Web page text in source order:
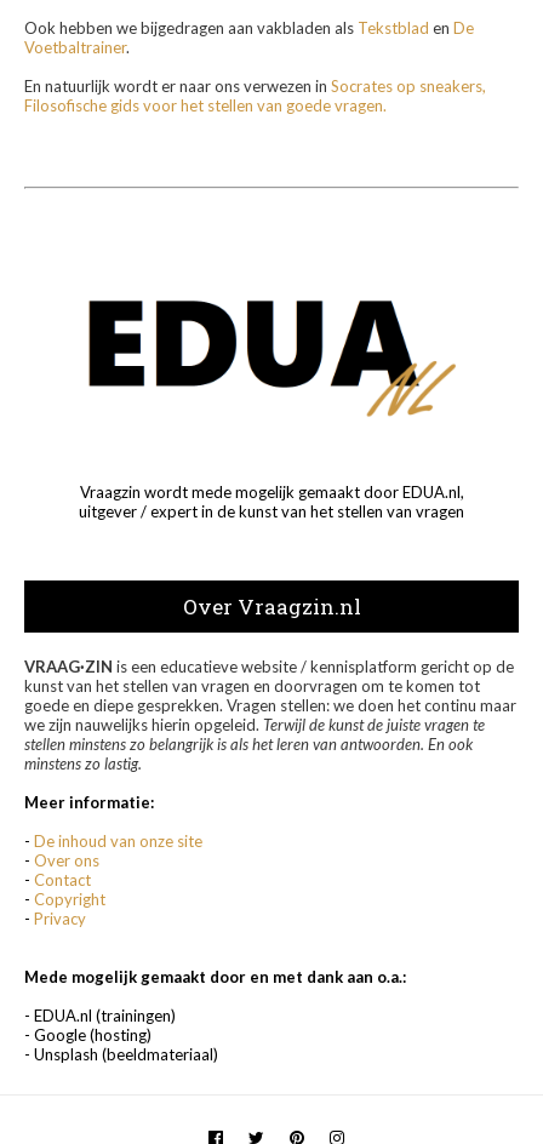
Ook hebben we bijgedragen aan vakbladen als Tekstblad en De
Voetbaltrainer.
En natuurlijk wordt er naar ons verwezen in Socrates op sneakers,
Filosofische gids voor het stellen van goede vragen.
Vraagzin wordt mede mogelijk gemaakt door EDUA.nl,
uitgever / expert in de kunst van het stellen van vragen
Over Vraagzin.nl
VRAAG·ZIN is een educatieve website / kennisplatform gericht op de
kunst van het stellen van vragen en doorvragen om te komen tot
goede en diepe gesprekken. Vragen stellen: we doen het continu maar
we zijn nauwelijks hierin opgeleid. Terwijl de kunst de juiste vragen te
stellen minstens zo belangrijk is als het leren van antwoorden. En ook
minstens zo lastig.
Meer informatie:
- De inhoud van onze site
- Over ons
- Contact
- Copyright
- Privacy
Mede mogelijk gemaakt door en met dank aan o.a.:
- EDUA.nl (trainingen)
- Google (hosting)
- Unsplash (beeldmateriaal)